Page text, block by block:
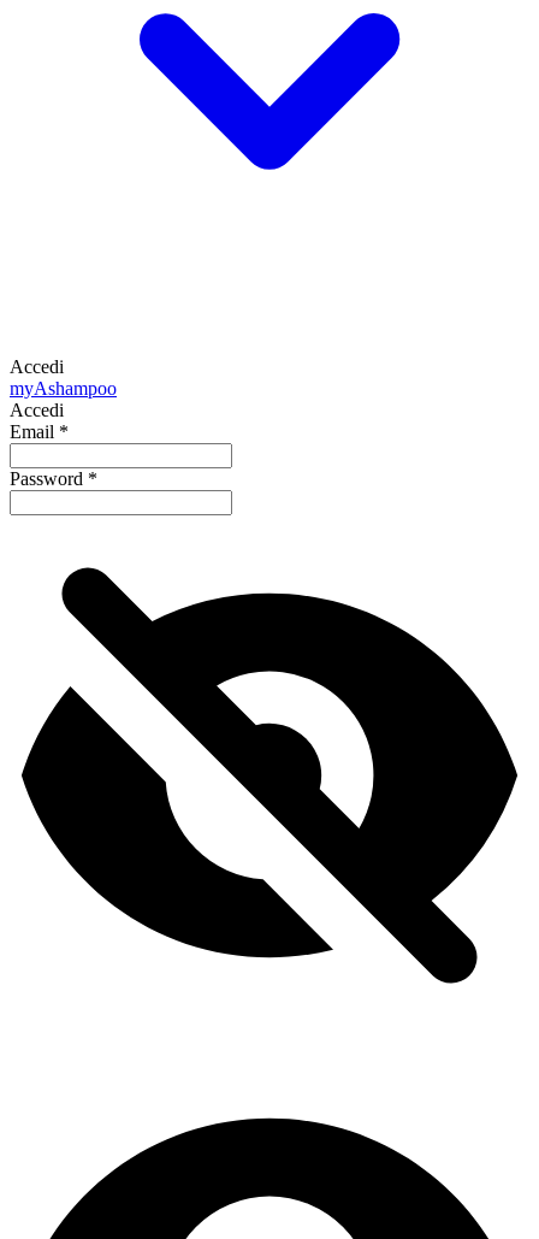
Accedi
myAshampoo
Accedi
Email *
Password *